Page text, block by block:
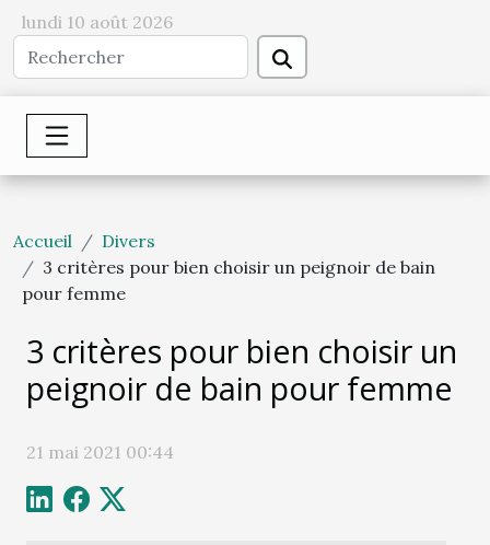
lundi 10 août 2026
Accueil
Divers
3 critères pour bien choisir un peignoir de bain
pour femme
3 critères pour bien choisir un
peignoir de bain pour femme
21 mai 2021 00:44